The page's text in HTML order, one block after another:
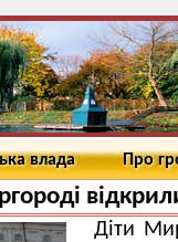
влада Про
Діти